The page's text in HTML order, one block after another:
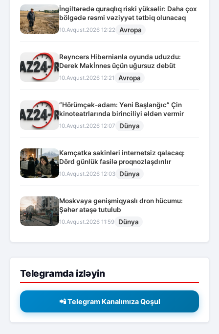
İngiltərədə quraqlıq riski yüksəlir: Daha çox
bölgədə rəsmi vəziyyət tətbiq olunacaq
10.Avqust.2026 12:22 Avropa
Reyncers Hibernianla oyunda uduzdu:
Derek Makİnnes üçün uğursuz debüt
10.Avqust.2026 12:21 Avropa
“Hörümçək-adam: Yeni Başlanğıc” Çin
kinoteatrlarında birinciliyi əldən vermir
10.Avqust.2026 12:07 Dünya
Kamçatka sakinləri internetsiz qalacaq:
Dörd günlük fasilə proqnozlaşdırılır
10.Avqust.2026 12:03 Dünya
Moskvaya genişmiqyaslı dron hücumu:
Şəhər atəşə tutulub
10.Avqust.2026 11:59 Dünya
Telegramda izləyin
📲 Telegram Kanalımıza Qoşul